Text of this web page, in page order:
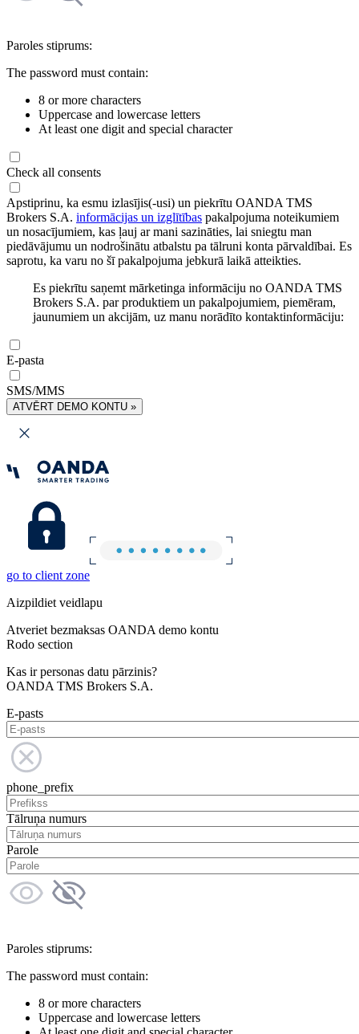
Paroles stiprums:
The password must contain:
8 or more characters
Uppercase and lowercase letters
At least one digit and special character
Check all consents
Apstiprinu, ka esmu izlasījis(-usi) un piekrītu OANDA TMS
Brokers S.A. informācijas un izglītības pakalpojuma noteikumiem
un nosacījumiem, kas ļauj ar mani sazināties, lai sniegtu man
piedāvājumu un nodrošinātu atbalstu pa tālruni konta pārvaldībai. Es
saprotu, ka varu no šī pakalpojuma jebkurā laikā atteikties.
Es piekrītu saņemt mārketinga informāciju no OANDA TMS
Brokers S.A. par produktiem un pakalpojumiem, piemēram,
jaunumiem un akcijām, uz manu norādīto kontaktinformāciju:
E-pasta
SMS/MMS
ATVĒRT DEMO KONTU »
go to client zone
Aizpildiet veidlapu
Atveriet bezmaksas OANDA demo kontu
Rodo section
Kas ir personas datu pārzinis?
OANDA TMS Brokers S.A.
E-pasts
phone_prefix
Tālruņa numurs
Parole
Paroles stiprums:
The password must contain:
8 or more characters
Uppercase and lowercase letters